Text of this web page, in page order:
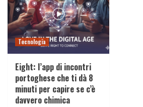
Tecnologia
Eight: l’app di incontri
portoghese che ti dà 8
minuti per capire se c’è
davvero chimica